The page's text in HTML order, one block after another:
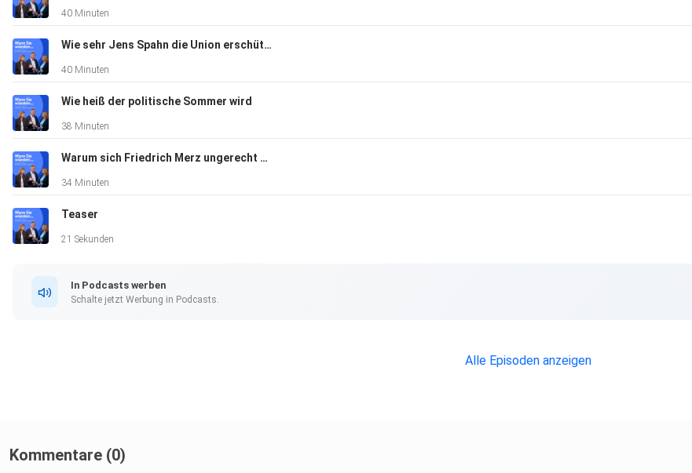
40 Minuten
Wie sehr Jens Spahn die Union erschüttert
40 Minuten
Wie heiß der politische Sommer wird
38 Minuten
Warum sich Friedrich Merz ungerecht behandelt fühlt
34 Minuten
Teaser
21 Sekunden
In Podcasts werben
Schalte jetzt Werbung in Podcasts.
Alle Episoden anzeigen
Kommentare (0)